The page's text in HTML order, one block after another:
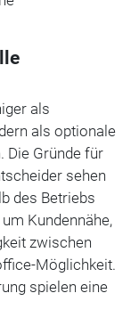
als
als optionale
Die Gründe für
sehen
des Betriebs
Kundennähe,
zwischen
Möglichkeit.
spielen eine